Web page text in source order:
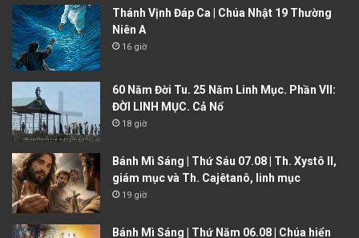
Thánh Vịnh Đáp Ca | Chúa Nhật 19 Thường
Niên A
16 giờ
60 Năm Đời Tu. 25 Năm Linh Mục. Phần VII:
ĐỜI LINH MỤC. Cả Nổ
18 giờ
Bánh Mì Sáng | Thứ Sáu 07.08 | Th. Xystô II,
giám mục và Th. Cajêtanô, linh mục
19 giờ
Bánh Mì Sáng | Thứ Năm 06.08 | Chúa hiển